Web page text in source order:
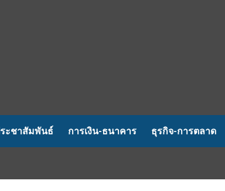
ะชาสัมพันธ์ การเงิน-ธนาคาร ธุรกิจ-การตลาด